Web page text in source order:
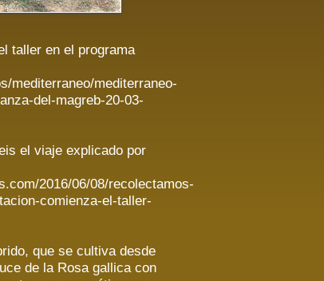
taller en el programa
mediterraneo/mediterraneo-
del-magreb-20-03-
el viaje explicado por
2016/06/08/recolectamos-
comienza-el-taller-
que se cultiva desde
de la Rosa gallica con